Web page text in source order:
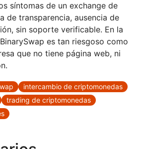
síntomas de un exchange de
de transparencia, ausencia de
sin soporte verificable. En la
es tan riesgoso como
que no tiene página web, ni
intercambio de criptomonedas
trading de criptomonedas